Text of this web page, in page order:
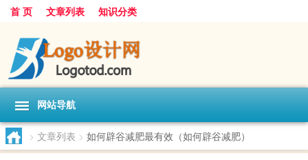
首 页 文章列表 知识分类
网站导航
> 文章列表 > 如何辟谷减肥最有效（如何辟谷减肥）